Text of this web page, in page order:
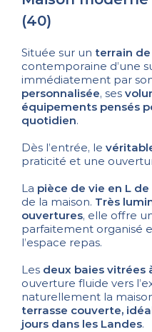
(40)
Située sur un terrain de
contemporaine d’une
immédiatement par
personnalisée, ses
équipements pensés
quotidien.
Dès l’entrée, le
praticité et une
La pièce de vie en L de
de la maison. Très
ouvertures, elle offre
parfaitement organisé
l’espace repas.
Les deux baies vitrées
ouverture fluide vers
naturellement la
terrasse couverte,
jours dans les Landes.